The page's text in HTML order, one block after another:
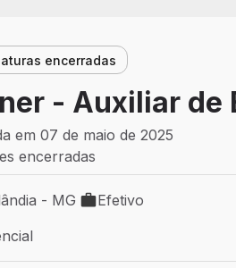
encerradas
- Auxiliar de
em 07 de maio de 2025
encerradas
trabalho: Uberlândia - MG
- MG
Tipo de vaga: Efetivo
Efetivo
trabalho: Presencial